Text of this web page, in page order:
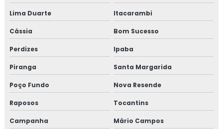
Lima Duarte Itacarambi
Cássia Bom Sucesso
Perdizes Ipaba
Piranga Santa Margarida
Poço Fundo Nova Resende
Raposos Tocantins
Campanha Mário Campos